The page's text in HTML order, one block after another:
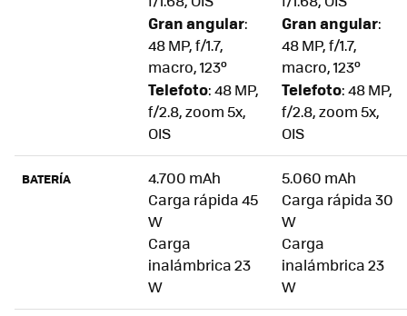
Gran angular:
48 MP, f/1.7,
macro, 123º
Telefoto: 48 MP,
f/2.8, zoom 5x,
OIS
Gran angular:
48 MP, f/1.7,
macro, 123º
Telefoto: 48 MP,
f/2.8, zoom 5x,
OIS
BATERÍA
4.700 mAh
Carga rápida 45
W
Carga
inalámbrica 23
W
5.060 mAh
Carga rápida 30
W
Carga
inalámbrica 23
W